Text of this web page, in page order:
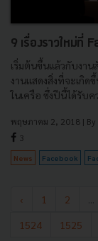
9 เรื่องราวใหม่ที่
เริ่มต้นขึ้นแล้วกับงา
งานแสดงสิ่งที่จะเกิด
ในเครือ ซึ่งปีนี้ได้รับค
พฤษภาคม 2, 2018 | By
3
News Facebook
‹ 1 2
1524
1525